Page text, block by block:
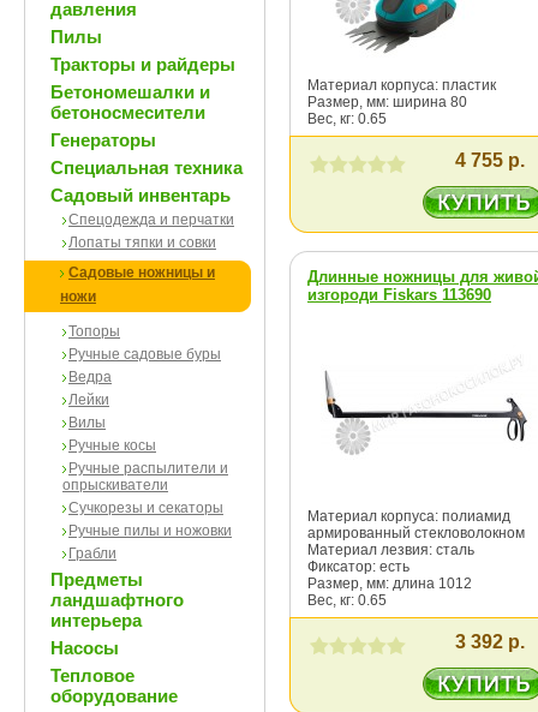
давления
Пилы
Тракторы и райдеры
Бетономешалки и
бетоносмесители
Генераторы
Специальная техника
Садовый инвентарь
Спецодежда и перчатки
Лопаты тяпки и совки
Садовые ножницы и
ножи
Топоры
Ручные садовые буры
Ведра
Лейки
Вилы
Ручные косы
Ручные распылители и
опрыскиватели
Сучкорезы и секаторы
Ручные пилы и ножовки
Грабли
Предметы
ландшафтного
интерьера
Насосы
Тепловое
оборудование
Материал корпуса: пластик
Размер, мм: ширина 80
Вес, кг: 0.65
4 755 р.
Длинные ножницы для
изгороди Fiskars 113690
Материал корпуса: полиамид
армированный стекловолокном
Материал лезвия: сталь
Фиксатор: есть
Размер, мм: длина 1012
Вес, кг: 0.65
3 392 р.